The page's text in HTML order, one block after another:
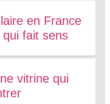
en France
fait sens
vitrine qui